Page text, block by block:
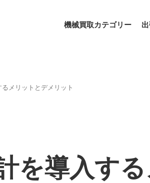
機械買取カテゴリー
メリットとデメリット
を導入す